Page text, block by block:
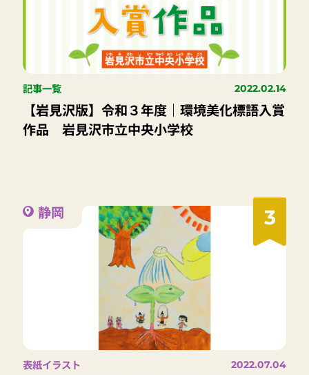
記事一覧 2022.02.14
【岩見沢版】令和３年度｜環境美化標語入賞
作品 岩見沢市立中央小学校
3
静岡
表紙イラスト 2022.07.04